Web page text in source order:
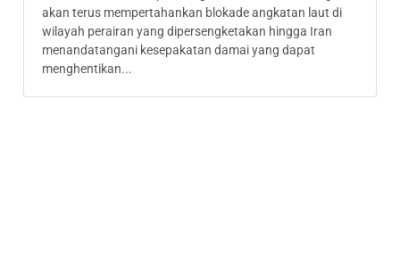
akan terus mempertahankan blokade angkatan laut di
wilayah perairan yang dipersengketakan hingga Iran
menandatangani kesepakatan damai yang dapat
menghentikan...